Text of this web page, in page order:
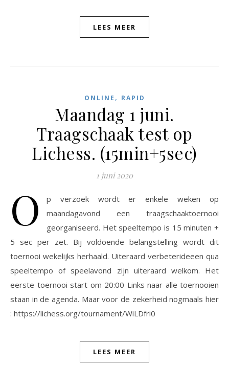
LEES MEER
ONLINE , RAPID
Maandag 1 juni.
Traagschaak test op
Lichess. (15min+5sec)
1 juni 2020
O
p verzoek wordt er enkele weken op
maandagavond een traagschaaktoernooi
georganiseerd. Het speeltempo is 15 minuten +
5 sec per zet. Bij voldoende belangstelling wordt dit
toernooi wekelijks herhaald. Uiteraard verbeterideeen qua
speeltempo of speelavond zijn uiteraard welkom. Het
eerste toernooi start om 20:00 Links naar alle toernooien
staan in de agenda. Maar voor de zekerheid nogmaals hier
: https://lichess.org/tournament/WiLDfri0
LEES MEER